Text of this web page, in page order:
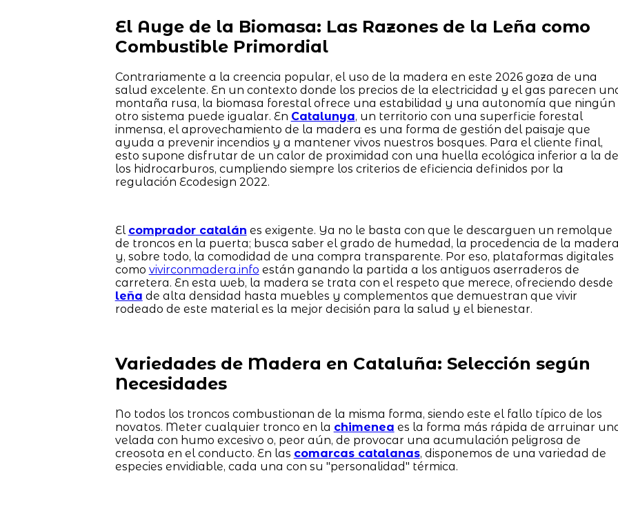
El Auge de la Biomasa: Las Razones de la Leña como
Combustible Primordial
Contrariamente a la creencia popular, el uso de la madera en este 2026 goza de una
salud excelente. En un contexto donde los precios de la electricidad y el gas parecen
montaña rusa, la biomasa forestal ofrece una estabilidad y una autonomía que ningún
otro sistema puede igualar. En Catalunya, un territorio con una superficie forestal
inmensa, el aprovechamiento de la madera es una forma de gestión del paisaje que
ayuda a prevenir incendios y a mantener vivos nuestros bosques. Para el cliente final,
esto supone disfrutar de un calor de proximidad con una huella ecológica inferior a la de
los hidrocarburos, cumpliendo siempre los criterios de eficiencia definidos por la
regulación Ecodesign 2022.
El comprador catalán es exigente. Ya no le basta con que le descarguen un remolque
de troncos en la puerta; busca saber el grado de humedad, la procedencia de la
y, sobre todo, la comodidad de una compra transparente. Por eso, plataformas digitales
como vivirconmadera.info están ganando la partida a los antiguos aserraderos de
carretera. En esta web, la madera se trata con el respeto que merece, ofreciendo desde
leña de alta densidad hasta muebles y complementos que demuestran que vivir
rodeado de este material es la mejor decisión para la salud y el bienestar.
Variedades de Madera en Cataluña: Selección según
Necesidades
No todos los troncos combustionan de la misma forma, siendo este el fallo típico de los
novatos. Meter cualquier tronco en la chimenea es la forma más rápida de arruinar
velada con humo excesivo o, peor aún, de provocar una acumulación peligrosa de
creosota en el conducto. En las comarcas catalanas, disponemos de una variedad de
especies envidiable, cada una con su "personalidad" térmica.